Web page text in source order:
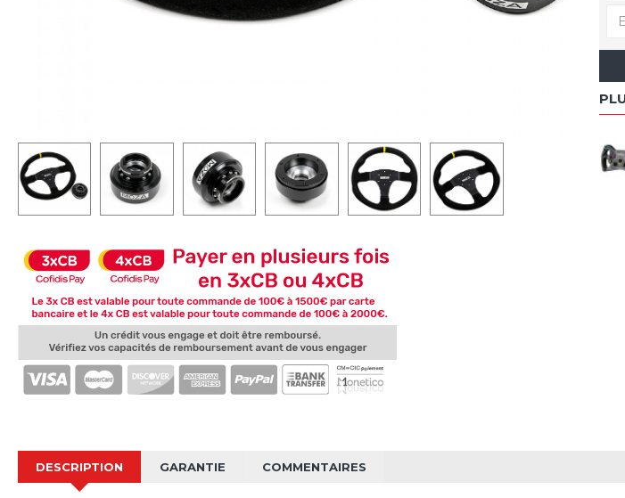
DESCRIPTION GARANTIE COMMENTAIRES